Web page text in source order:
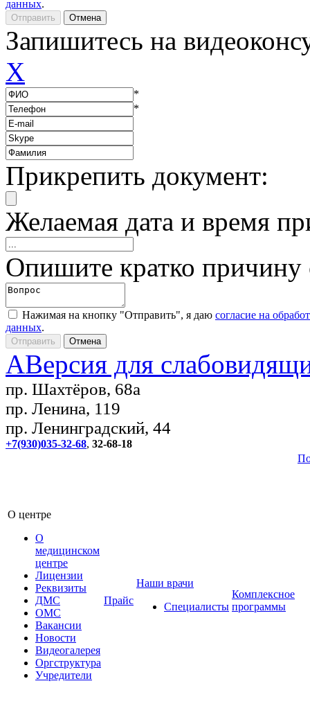
данных.
Запишитесь на
X
*
*
Прикрепить документ:
Желаемая дата и время
Опишите кратко
Нажимая на кнопку "Отправить", я даю согласие на
данных.
AВерсия для
пр. Шахтёров, 68а
пр. Ленина, 119
пр. Ленинградский, 44
+7(930)035-32-68, 32-68-18
О центре
О
медицинском
центре
Лицензии
Реквизиты
ДМС
ОМС
Вакансии
Новости
Видеогалерея
Оргструктура
Учредители
Прайс
Наши врачи
Специалисты
Комплексное
программы